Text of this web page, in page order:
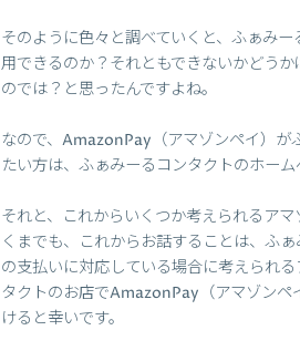
そのように色々と調べていくと、ふぁみ
用できるのか？それともできないかどう
のでは？と思ったんですよね。
なので、AmazonPay（アマゾンペイ）が
たい方は、ふぁみーるコンタクトのホー
それと、これからいくつか考えられるア
くまでも、これからお話することは、ふ
の支払いに対応している場合に考えられ
タクトのお店でAmazonPay（アマゾンペ
けると幸いです。